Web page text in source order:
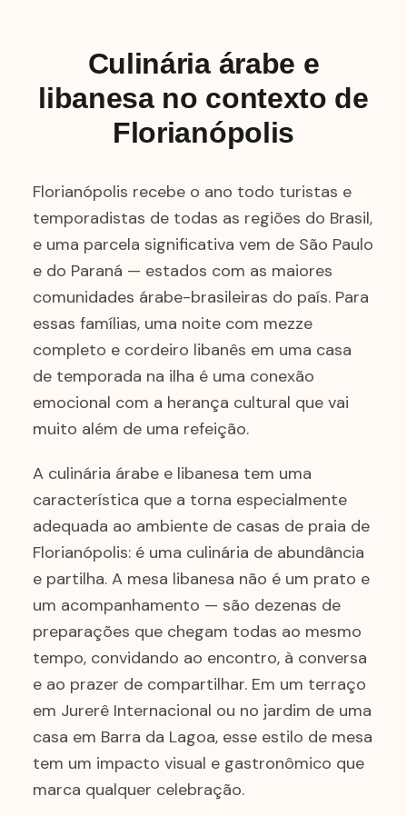
Culinária árabe e
libanesa no contexto de
Florianópolis
Florianópolis recebe o ano todo turistas e
temporadistas de todas as regiões do Brasil,
e uma parcela significativa vem de São Paulo
e do Paraná — estados com as maiores
comunidades árabe-brasileiras do país. Para
essas famílias, uma noite com mezze
completo e cordeiro libanês em uma casa
de temporada na ilha é uma conexão
emocional com a herança cultural que vai
muito além de uma refeição.
A culinária árabe e libanesa tem uma
característica que a torna especialmente
adequada ao ambiente de casas de praia de
Florianópolis: é uma culinária de abundância
e partilha. A mesa libanesa não é um prato e
um acompanhamento — são dezenas de
preparações que chegam todas ao mesmo
tempo, convidando ao encontro, à conversa
e ao prazer de compartilhar. Em um terraço
em Jurerê Internacional ou no jardim de uma
casa em Barra da Lagoa, esse estilo de mesa
tem um impacto visual e gastronômico que
marca qualquer celebração.